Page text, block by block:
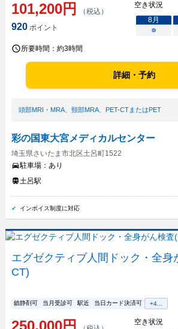
101,200円 （税込）
920ポイント
空き状況
8月
○
所要時間： 約3時間
詳細・予約
頭部MRI・MRA、 頸部MRA、 PET-CTまたはPET
彩の国東大宮メディカルセンター
埼玉県さいたま市北区土呂町1522
駐車場： あり
土呂駅
インボイス制度に対応
エグゼクティブ人間ドック・全身
CT)
鎮静剤可 当月受診可 駅近 当日カード決済可 +4...
空き状況